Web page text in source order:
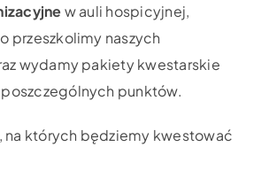
w auli hospicyjnej,
przeszkolimy naszych
wydamy pakiety kwestarskie
punktów.
na których będziemy kwestować